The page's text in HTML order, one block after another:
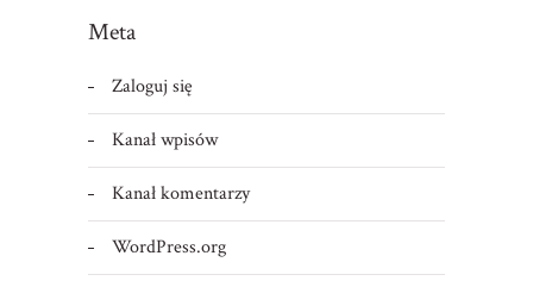
Meta
Zaloguj się
Kanał wpisów
Kanał komentarzy
WordPress.org